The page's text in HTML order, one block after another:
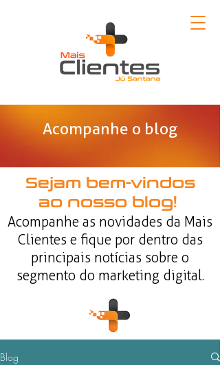
Acompanhe o blog
Sejam bem-vindos
ao nosso blog!
Acompanhe as novidades da Mais
Clientes e fique por dentro das
principais notícias sobre o
segmento do marketing digital.
Blog